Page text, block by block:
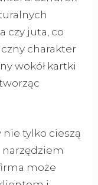
czy juta, co
charakter
wokół kartki
tylko cieszą
narzędziem
może